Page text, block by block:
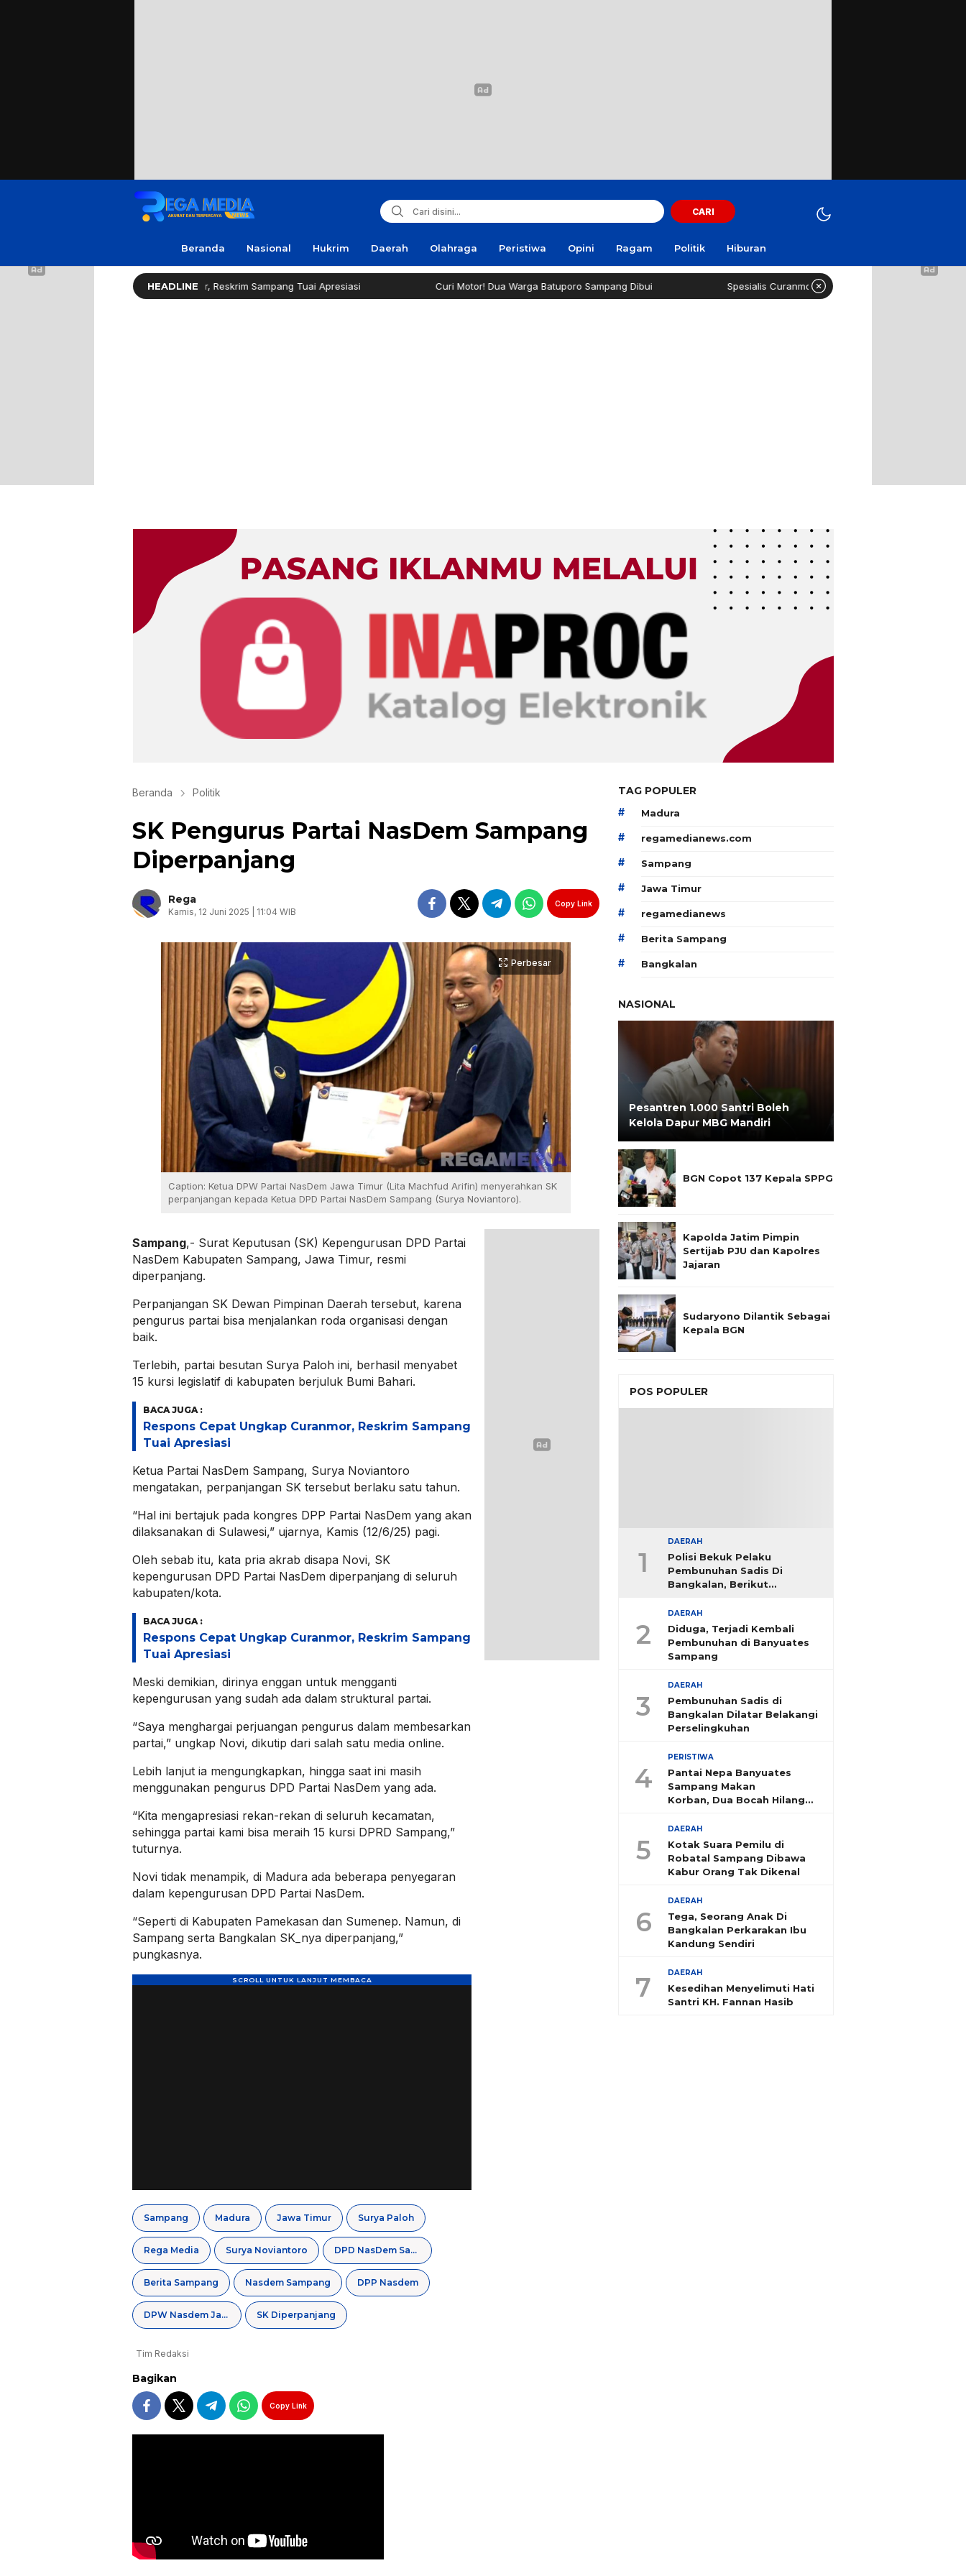
CARI
Beranda Nasional Hukrim Daerah Olahraga Peristiwa Opini Ragam Politik Hiburan
HEADLINE
Cepat Ungkap Curanmor, Reskrim Sampang Tuai Apresiasi Curi Motor! Dua Warga Batuporo Sampang Dibui Spesialis Curanmor Lintas Daerah Diringkus Polisi di SPBU
Beranda Politik
SK Pengurus Partai NasDem Sampang
Diperpanjang
Rega
Kamis, 12 Juni 2025 | 11:04 WIB
Copy Link
Perbesar
Caption: Ketua DPW Partai NasDem Jawa Timur (Lita Machfud Arifin) menyerahkan SK
perpanjangan kepada Ketua DPD Partai NasDem Sampang (Surya Noviantoro).
Sampang,- Surat Keputusan (SK) Kepengurusan DPD Partai
NasDem Kabupaten Sampang, Jawa Timur, resmi
diperpanjang.
Perpanjangan SK Dewan Pimpinan Daerah tersebut, karena
pengurus partai bisa menjalankan roda organisasi dengan
baik.
Terlebih, partai besutan Surya Paloh ini, berhasil menyabet
15 kursi legislatif di kabupaten berjuluk Bumi Bahari.
BACA JUGA :
Respons Cepat Ungkap Curanmor, Reskrim Sampang
Tuai Apresiasi
Ketua Partai NasDem Sampang, Surya Noviantoro
mengatakan, perpanjangan SK tersebut berlaku satu tahun.
“Hal ini bertajuk pada kongres DPP Partai NasDem yang akan
dilaksanakan di Sulawesi,” ujarnya, Kamis (12/6/25) pagi.
Oleh sebab itu, kata pria akrab disapa Novi, SK
kepengurusan DPD Partai NasDem diperpanjang di seluruh
kabupaten/kota.
BACA JUGA :
Respons Cepat Ungkap Curanmor, Reskrim Sampang
Tuai Apresiasi
Meski demikian, dirinya enggan untuk mengganti
kepengurusan yang sudah ada dalam struktural partai.
“Saya menghargai perjuangan pengurus dalam membesarkan
partai,” ungkap Novi, dikutip dari salah satu media online.
Lebih lanjut ia mengungkapkan, hingga saat ini masih
menggunakan pengurus DPD Partai NasDem yang ada.
“Kita mengapresiasi rekan-rekan di seluruh kecamatan,
sehingga partai kami bisa meraih 15 kursi DPRD Sampang,”
tuturnya.
Novi tidak menampik, di Madura ada beberapa penyegaran
dalam kepengurusan DPD Partai NasDem.
“Seperti di Kabupaten Pamekasan dan Sumenep. Namun, di
Sampang serta Bangkalan SK_nya diperpanjang,”
pungkasnya.
Sampang Madura Jawa Timur Surya Paloh
Rega Media Surya Noviantoro DPD NasDem Sampang
Berita Sampang Nasdem Sampang DPP Nasdem
DPW Nasdem Jatim SK Diperpanjang
Tim Redaksi
Bagikan
Copy Link
TAG POPULER
# Madura
# regamedianews.com
# Sampang
# Jawa Timur
# regamedianews
# Berita Sampang
# Bangkalan
NASIONAL
Pesantren 1.000 Santri Boleh
Kelola Dapur MBG Mandiri
BGN Copot 137 Kepala SPPG
Kapolda Jatim Pimpin
Sertijab PJU dan Kapolres
Jajaran
Sudaryono Dilantik Sebagai
Kepala BGN
POS POPULER
1
DAERAH
Polisi Bekuk Pelaku
Pembunuhan Sadis Di
Bangkalan, Berikut
2
DAERAH
Diduga, Terjadi Kembali
Pembunuhan di Banyuates
Sampang
3
DAERAH
Pembunuhan Sadis di
Bangkalan Dilatar Belakangi
Perselingkuhan
4
PERISTIWA
Pantai Nepa Banyuates
Sampang Makan
Korban, Dua Bocah Hilang
5
DAERAH
Kotak Suara Pemilu di
Robatal Sampang Dibawa
Kabur Orang Tak Dikenal
6
DAERAH
Tega, Seorang Anak Di
Bangkalan Perkarakan Ibu
Kandung Sendiri
7 DAERAH
Kesedihan Menyelimuti Hati
Santri KH. Fannan Hasib